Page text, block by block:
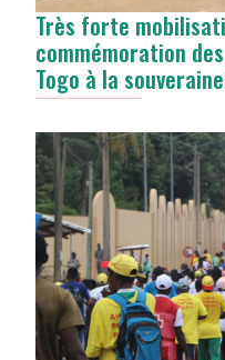
Très forte
commémoration
Togo à la